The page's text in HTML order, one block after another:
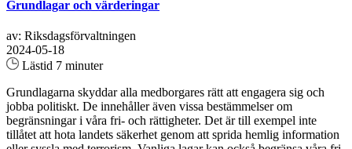
Grundlagar och värderingar
av: Riksdagsförvaltningen
2024-05-18
Lästid 7 minuter
Grundlagarna skyddar alla medborgares rätt att engagera sig och
jobba politiskt. De innehåller även vissa bestämmelser om
begränsningar i våra fri- och rättigheter. Det är till exempel inte
tillåtet att hota landets säkerhet genom att sprida hemlig information